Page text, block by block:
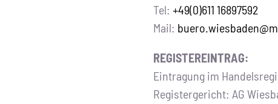
Tel: +49(0)611 16897592
Mail:
REGISTEREINTRAG:
Eintragung im
Registergericht: AG